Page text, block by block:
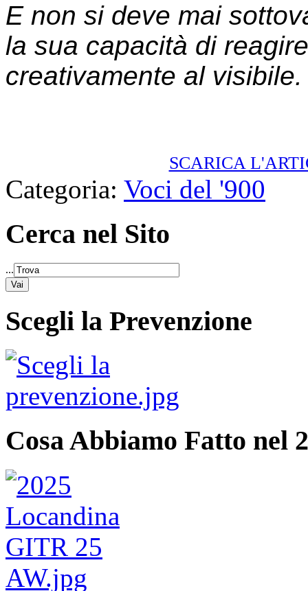
E non si deve mai
la sua capacità di reagire
creativamente al visibile.
SCARICA
Categoria: Voci del '900
Cerca nel Sito
...
Scegli la Prevenzione
Cosa Abbiamo Fatto nel